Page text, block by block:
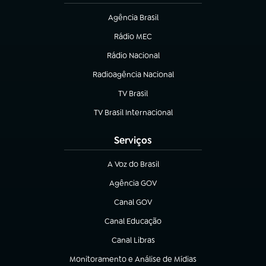
Agência Brasil
(abre em nova aba)
Rádio MEC
Rádio Nacional
(abre em nova aba)
Radioagência Nacional
(abre em nova aba)
TV Brasil
(abre em nova aba)
TV Brasil Internacional
(abre em nova aba)
Serviços
A Voz do Brasil
(abre em nova aba)
Agência GOV
(abre em nova aba)
Canal GOV
(abre em nova aba)
Canal Educação
(abre em nova aba)
Canal Libras
(abre em nova aba)
Monitoramento e Análise de Mídias
(abre em nova aba)